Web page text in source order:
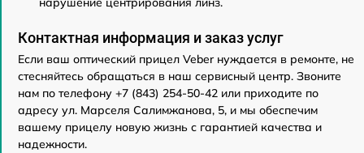
Контактная информация и заказ услуг
Если ваш оптический прицел Veber нуждается в ремонте, не
стесняйтесь обращаться в наш сервисный центр. Звоните
нам по телефону +7 (843) 254-50-42 или приходите по
адресу ул. Марселя Салимжанова, 5, и мы обеспечим
вашему прицелу новую жизнь с гарантией качества и
надежности.